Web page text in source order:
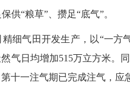
供“粮草”、攒足“底气”。
气田开发生产，以“一方
气日均增加515万立方米。
十一注气期已完成注气，应